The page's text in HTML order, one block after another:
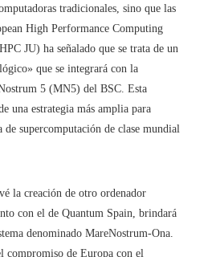
tradicionales, sino que las
High Performance Computing
JU) ha señalado que se trata de un
que se integrará con la
5 (MN5) del BSC. Esta
una estrategia más amplia para
de supercomputación de clase mundial
la creación de otro ordenador
con el de Quantum Spain, brindará
denominado MareNostrum-Ona.
compromiso de Europa con el